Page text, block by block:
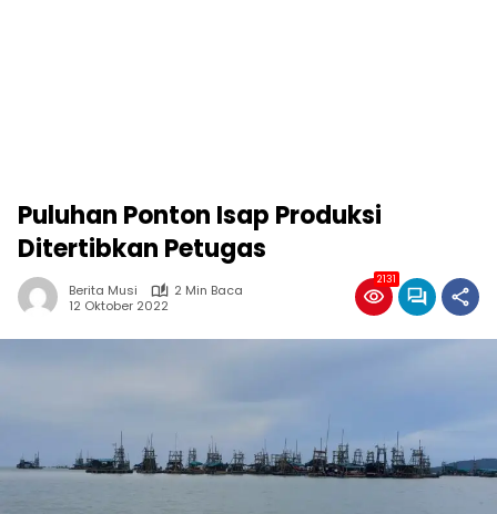
Puluhan Ponton Isap Produksi
Ditertibkan Petugas
Berita Musi
2 Min Baca
12 Oktober 2022
2131